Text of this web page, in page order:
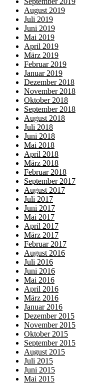
August 2019
Juli 2019
Juni 2019
Mai 2019
April 2019
März 2019
Februar 2019
Januar 2019
Dezember 2018
November 2018
Oktober 2018
September 2018
August 2018
Juli 2018
Juni 2018
Mai 2018
April 2018
März 2018
Februar 2018
September 2017
August 2017
Juli 2017
Juni 2017
Mai 2017
April 2017
März 2017
Februar 2017
August 2016
Juli 2016
Juni 2016
Mai 2016
April 2016
März 2016
Januar 2016
Dezember 2015
November 2015
Oktober 2015
September 2015
August 2015
Juli 2015
Juni 2015
Mai 2015